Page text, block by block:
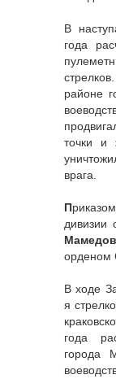
В
года
районе
точки и
врага.
П
дивизии
орденом
В ходе
я
года
города